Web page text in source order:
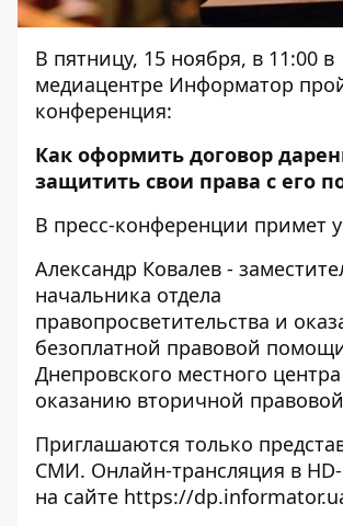
В пятницу, 15 ноября, в 11:00 в
медиацентре Информатор
конференция:
Как оформить договор
защитить свои права с его
В пресс-конференции примет
Александр Ковалев -
начальника отдела
правопросветительства и
безоплатной правовой
Днепровского местного
оказанию вторичной
Приглашаются только
СМИ. Онлайн-трансляция в
на сайте https://